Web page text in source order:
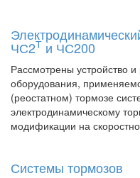
ЧС2Т и ЧС200
Рассмотрены устройство
оборудования,
(реостатном) тормозе
электродинамическому
модификации на
Системы тормозов